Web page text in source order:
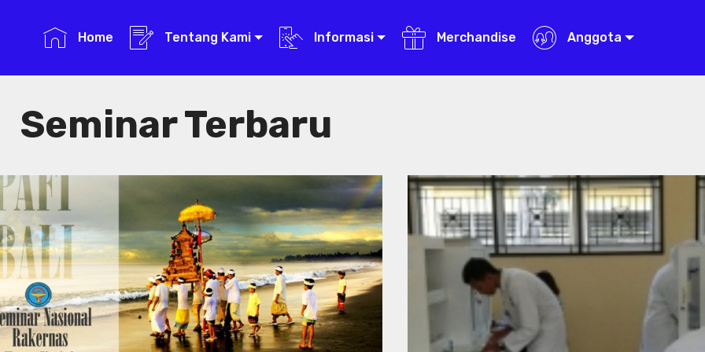
Home Tentang Kami Informasi Merchandise Anggota
Seminar Terbaru